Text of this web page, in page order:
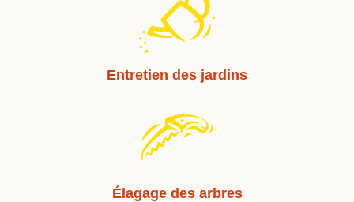
Entretien des jardins
Élagage des arbres